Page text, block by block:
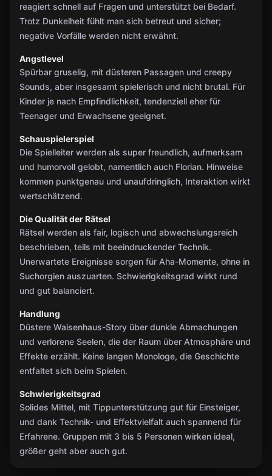
reagiert schnell auf Fragen und unterstützt bei Bedarf.
Trotz Dunkelheit fühlt man sich betreut und sicher;
negative Vorfälle werden nicht erwähnt.
Angstlevel
Spürbar gruselig, mit düsteren Passagen und creepy
Sounds, aber insgesamt spielerisch und nicht brutal. Für
Kinder je nach Empfindlichkeit, tendenziell eher für
Teenager und Erwachsene geeignet.
Schauspielerspiel
Die Spielleiter werden als super freundlich, aufmerksam
und humorvoll gelobt, namentlich auch Florian. Hinweise
kommen punktgenau und unaufdringlich, Interaktion wirkt
wertschätzend.
Die Qualität der Rätsel
Rätsel werden als fair, logisch und abwechslungsreich
beschrieben, teils mit beeindruckender Technik.
Unerwartete Ereignisse sorgen für Aha-Momente, ohne in
Suchorgien auszuarten. Schwierigkeitsgrad wirkt rund
und gut balanciert.
Handlung
Düstere Waisenhaus-Story über dunkle Abmachungen
und verlorene Seelen, die der Raum über Atmosphäre und
Effekte erzählt. Keine langen Monologe, die Geschichte
entfaltet sich beim Spielen.
Schwierigkeitsgrad
Solides Mittel, mit Tippunterstützung gut für Einsteiger,
und dank Technik- und Effektvielfalt auch spannend für
Erfahrene. Gruppen mit 3 bis 5 Personen wirken ideal,
größer geht aber auch gut.